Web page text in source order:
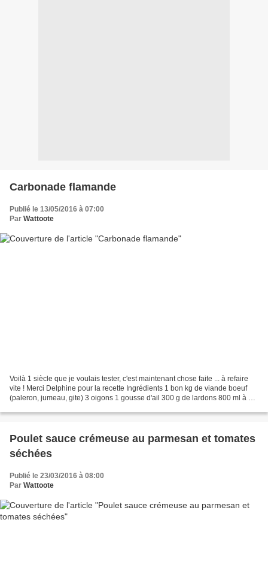
Carbonade flamande
Publié le 13/05/2016 à 07:00
Par Wattoote
Voilà 1 siècle que je voulais tester, c'est maintenant chose faite ... à refaire
vite ! Merci Delphine pour la recette Ingrédients 1 bon kg de viande boeuf
(paleron, jumeau, gite) 3 oigons 1 gousse d'ail 300 g de lardons 800 ml à 1
Poulet sauce crémeuse au parmesan et tomates
séchées
Publié le 23/03/2016 à 08:00
Par Wattoote